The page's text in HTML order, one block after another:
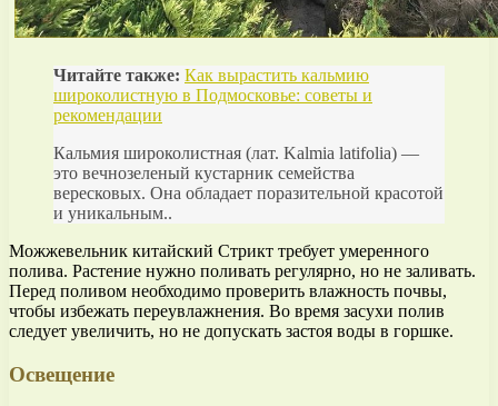
Читайте также: Как вырастить кальмию
широколистную в Подмосковье: советы и
рекомендации
Кальмия широколистная (лат. Kalmia latifolia) —
это вечнозеленый кустарник семейства
вересковых. Она обладает поразительной красотой
и уникальным..
Можжевельник китайский Стрикт требует умеренного
полива. Растение нужно поливать регулярно, но не заливать.
Перед поливом необходимо проверить влажность почвы,
чтобы избежать переувлажнения. Во время засухи полив
следует увеличить, но не допускать застоя воды в горшке.
Освещение